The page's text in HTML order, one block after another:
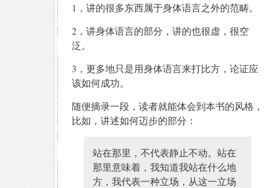
1，讲的很多东西属于身体语言之外的范畴。
2，讲身体语言的部分，讲的也很虚，很空
泛。
3，更多地只是用身体语言来打比方，论证应
该如何成功。
随便摘录一段，读者就能体会到本书的风格，
比如，讲述如何迈步的部分：
站在那里，不代表静止不动。站在
那里意味着，我知道我站在什么地
方，我代表一种立场，从这一立场